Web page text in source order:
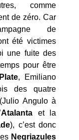
comme
de zéro. Car
de
été victimes
une fuite des
pour être
, Emiliano
des quatre
Angulo à
Atalanta et la
), c’est donc
Negriazules